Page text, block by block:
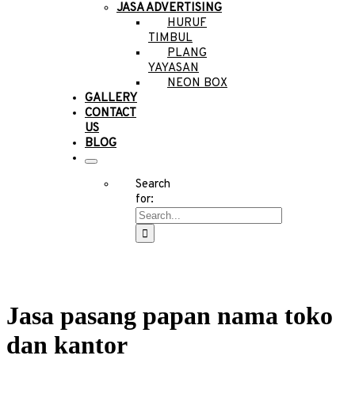
JASA ADVERTISING
HURUF
TIMBUL
PLANG
YAYASAN
NEON BOX
GALLERY
CONTACT
US
BLOG
Search
for:
Jasa pasang papan nama toko
dan kantor